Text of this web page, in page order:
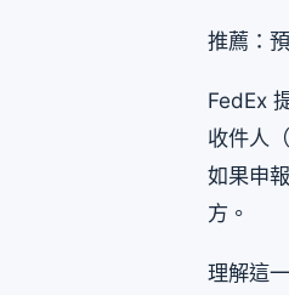
推薦：
FedEx
收件人
如果申
方。
理解這